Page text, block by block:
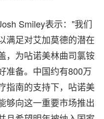
Smiley表示："我们
满足对艾加莫德的潜在
，为呫诺美林曲司氯铵
准备。中国约有800万
指南的支持下，呫诺美
够向这一重要市场推出